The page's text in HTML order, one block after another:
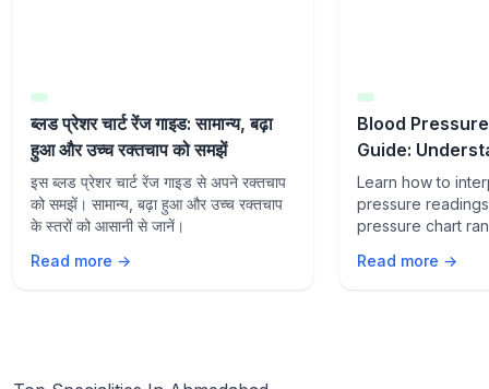
ब्लड प्रेशर चार्ट रेंज गाइड: सामान्य, बढ़ा
हुआ और उच्च रक्तचाप को समझें
इस ब्लड प्रेशर चार्ट रेंज गाइड से अपने रक्तचाप
को समझें। सामान्य, बढ़ा हुआ और उच्च रक्तचाप
के स्तरों को आसानी से जानें।
Read more →
Blood
Guide:
Elevated &
Pressure
Learn how to
pressure
pressure chart
high blood
Read more →